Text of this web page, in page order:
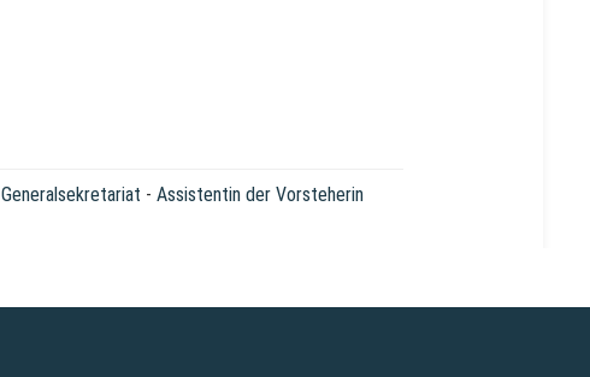
Generalsekretariat -Assistentin der Vorsteherin